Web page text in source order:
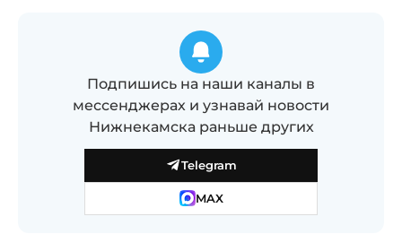
Подпишись на наши каналы в
мессенджерах и узнавай новости
Нижнекамска раньше других
Telegram
MAX